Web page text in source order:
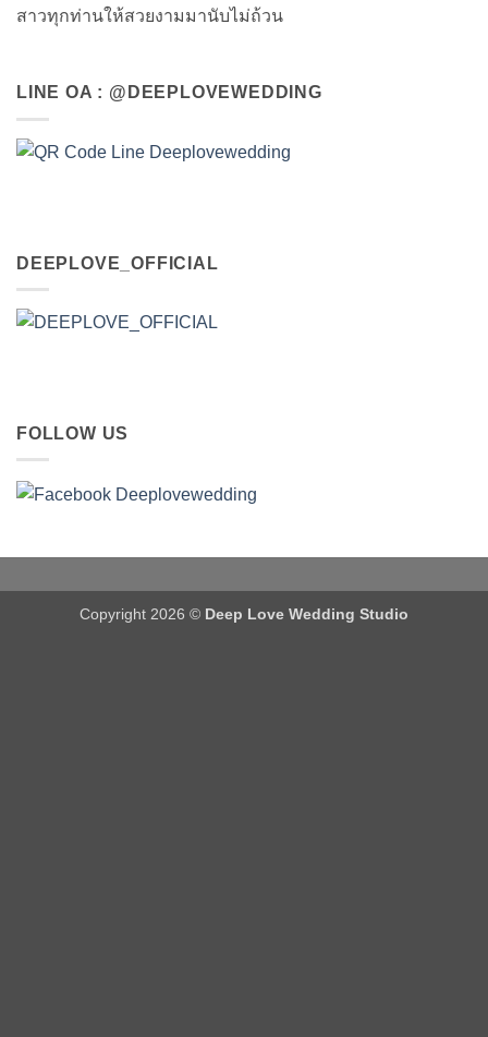
สาวทุกท่านให้สวยงามมานับไม่ถ้วน
LINE OA : @DEEPLOVEWEDDING
DEEPLOVE_OFFICIAL
FOLLOW US
Copyright 2026 © Deep Love Wedding Studio